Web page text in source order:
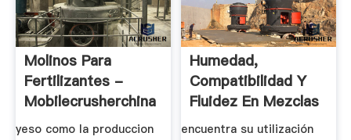
Molinos Para
Fertilizantes -
Mobilecrusherchina
yeso como la produccion
Humedad,
Compatibilidad Y
Fluidez En Mezclas
A .
encuentra su utilización